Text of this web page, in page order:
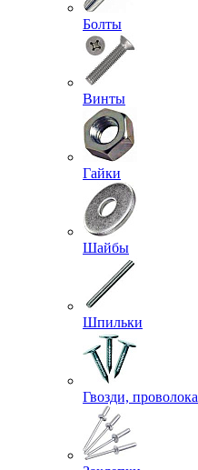
Болты
Винты
Гайки
Шайбы
Шпильки
Гвозди, проволока